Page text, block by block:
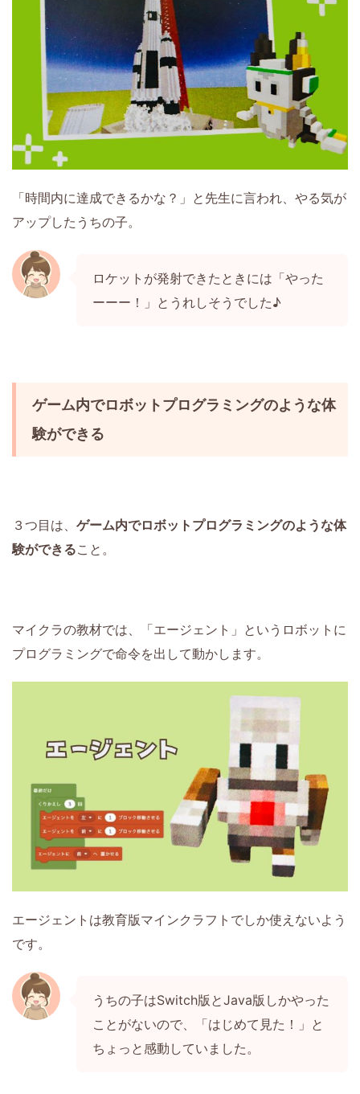
「時間内に達成できるかな？」と先生に言われ、やる気が
アップしたうちの子。
ロケットが発射できたときには「やった
ーーー！」とうれしそうでした♪
ゲーム内でロボットプログラミングのような体
験ができる
３つ目は、 ゲーム内でロボットプログラミングのような体
験ができること。
マイクラの教材では、「エージェント」というロボットに
プログラミングで命令を出して動かします。
エージェントは教育版マインクラフトでしか使えないよう
です。
うちの子はSwitch版とJava版しかやった
ことがないので、「はじめて見た！」と
ちょっと感動していました。